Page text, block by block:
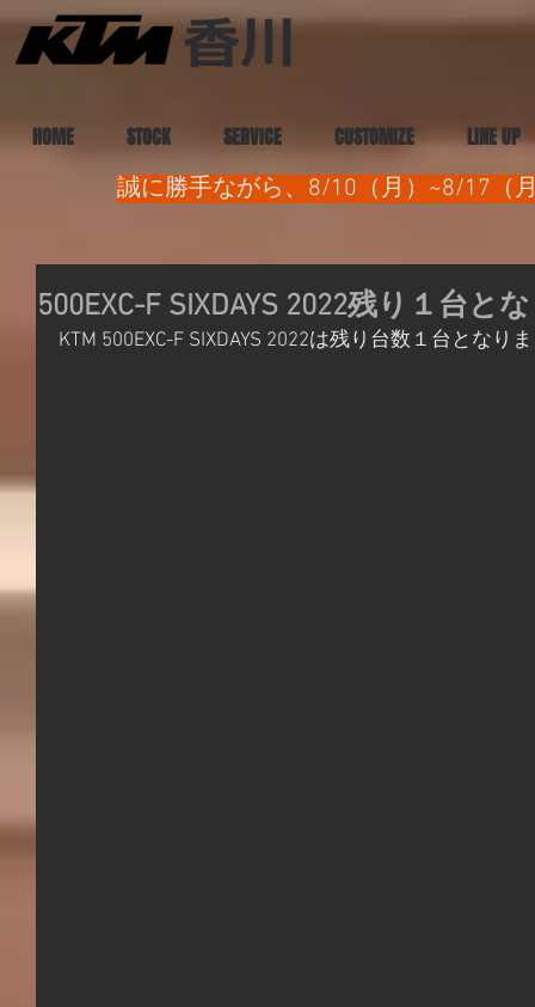
HOME STOCK SERVICE CUSTOMIZE LINE UP
誠に勝手ながら、8/10（月）~8/17（
500EXC-F SIXDAYS 2022残り１台と
KTM 500EXC-F SIXDAYS 2022は残り台数１台となり